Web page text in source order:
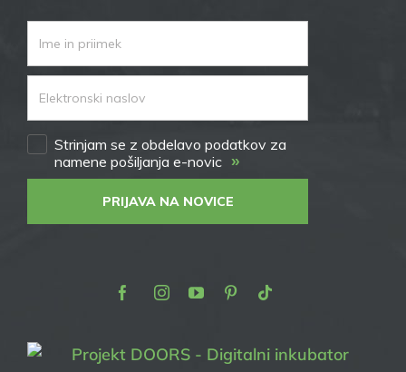
Strinjam se z obdelavo podatkov za
namene pošiljanja e-novic »
PRIJAVA NA NOVICE
FacebookInstagram
YoutubePinterest